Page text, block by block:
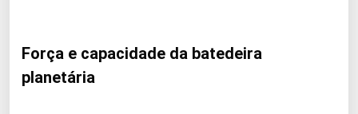
Força e capacidade da batedeira
planetária